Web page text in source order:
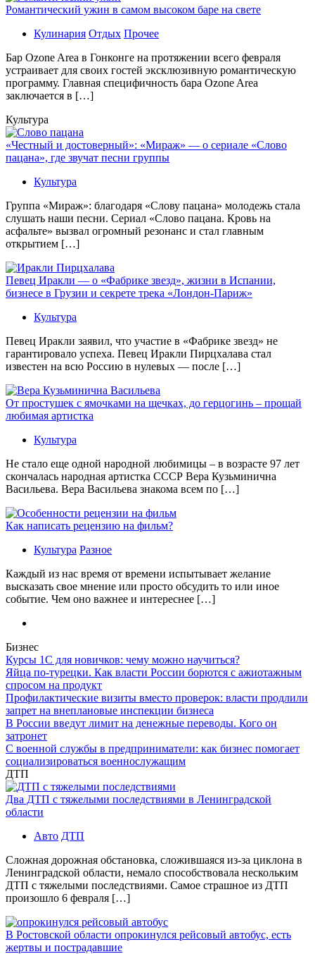
Романтический ужин в самом высоком баре на свете
Кулинария Отдых Прочее
Бaр Ozone Area в Гонконге на протяжении всего февраля
устраивает для своих гостей эксклюзивную романтическую
программу. Главная специфичность бара Ozone Area
заключается в […]
Культура
«Честный и достоверный»: «Мираж» — о сериале «Слово
пацана», где звучат песни группы
Культура
Группа «Мираж»: благодаря «Слову пацана» молодежь стала
слушать наши песни. Сериал «Слово пацана. Кровь на
асфальте» вызвал огромный резонанс и стал главным
открытием […]
Певец Иракли — о «Фабрике звезд», жизни в Испании,
бизнесе в Грузии и секрете трека «Лондон-Париж»
Культура
Певец Иракли заявил, что участие в «Фабрике звезд» не
гарантировало успеха. Певец Иракли Пирцхалава стал
известен на всю Россию в нулевых — после […]
От простушек с ямочками на щечках, до герцогинь – прощай
любимая артистка
Культура
Не стало еще одной народной любимицы – в возрасте 97 лет
скончалась народная артистка СССР Вера Кузьминична
Васильева. Вера Васильева знакома всем по […]
Как написать рецензию на фильм?
Культура Разное
Каждый из нас время от времени испытывает желание
высказать свое мнение или просто обсудить то или иное
событие. Чем оно важнее и интереснее […]
Бизнес
Курсы 1С для новичков: чему можно научиться?
Яйца по-турецки. Как власти России борются с ажиотажным
спросом на продукт
Профилактические визиты вместо проверок: власти продлили
запрет на внеплановые инспекции бизнеса
В России введут лимит на денежные переводы. Кого он
затронет
С военной службы в предприниматели: как бизнес помогает
социализироваться военнослужащим
ДТП
Два ДТП с тяжелыми последствиями в Ленинградской
области
Авто ДТП
Сложная дорожная обстановка, сложившаяся из-за циклона в
Ленинградской области, немало способствовала нескольким
ДТП с тяжелыми последствиями. Самое страшное из ДТП
произошло 6 февраля […]
В Ростовской области опрокинулся рейсовый автобус, есть
жертвы и пострадавшие